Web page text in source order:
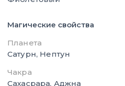
Магические свойства
Планета
Сатурн, Нептун
Чакра
Сахасрара, Аджна